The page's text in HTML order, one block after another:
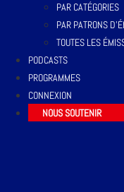
PAR CATÉGORIES
PAR PATRONS
TOUTES LES
PODCASTS
PROGRAMMES
CONNEXION
NOUS SOUTENIR